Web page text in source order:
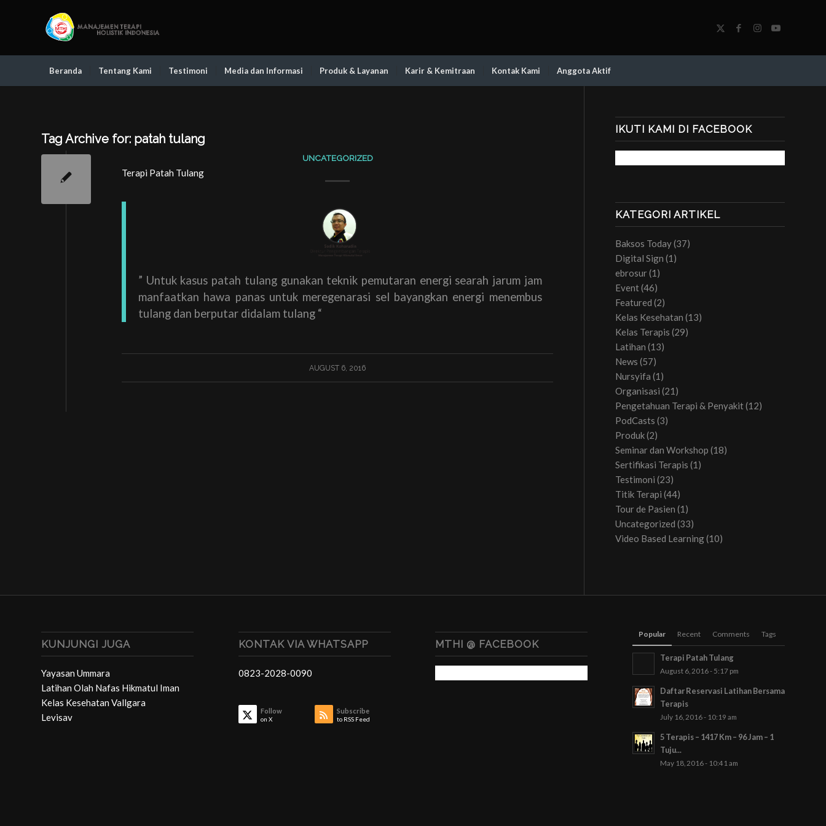
Beranda Tentang Kami Testimoni Media dan Informasi Produk & Layanan Karir & Kemitraan Kontak Kami Anggota Aktif
Tag Archive for: patah tulang
UNCATEGORIZED
Terapi Patah Tulang
” Untuk kasus patah tulang gunakan teknik pemutaran energi searah jarum jam
manfaatkan hawa panas untuk meregenarasi sel bayangkan energi menembus
tulang dan berputar didalam tulang “
AUGUST 6, 2016
IKUTI KAMI DI FACEBOOK
KATEGORI ARTIKEL
Baksos Today(37)
Digital Sign (1)
ebrosur(1)
Event(46)
Featured (2)
Kelas Kesehatan (13)
Kelas Terapis (29)
Latihan (13)
News (57)
Nursyifa (1)
Organisasi (21)
Pengetahuan Terapi & Penyakit(12)
PodCasts (3)
Produk(2)
Seminar dan Workshop (18)
Sertifikasi Terapis (1)
Testimoni (23)
Titik Terapi (44)
Tour de Pasien (1)
Uncategorized (33)
Video Based Learning(10)
KUNJUNGI JUGA
Yayasan Ummara
Latihan Olah Nafas Hikmatul Iman
Kelas Kesehatan Vallgara
Levisav
KONTAK VIA WHATSAPP
0823-2028-0090
Follow
on X
Subscribe
to RSS Feed
MTHI @ FACEBOOK
Popular Recent Comments Tags
Terapi Patah Tulang
August 6, 2016 - 5:17 pm
Daftar Reservasi Latihan Bersama
Terapis
July 16, 2016 - 10:19 am
5 Terapis – 1417 Km – 96 Jam – 1
Tuju...
May 18, 2016 - 10:41 am